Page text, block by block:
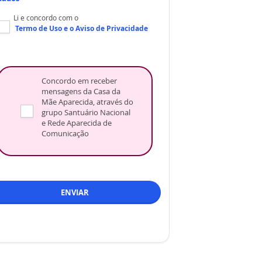
Li e concordo com o
Termo de Usoe oAviso de Privacidade
Concordo em receber
mensagens da Casa da
Mãe Aparecida, através do
grupo Santuário Nacional
e Rede Aparecida de
Comunicação
ENVIAR